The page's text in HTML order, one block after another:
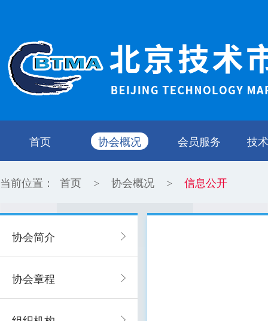
首页 协会概况 会员服务 技
当前位置： 首页 > 协会概况 > 信息公开
协会简介
协会章程